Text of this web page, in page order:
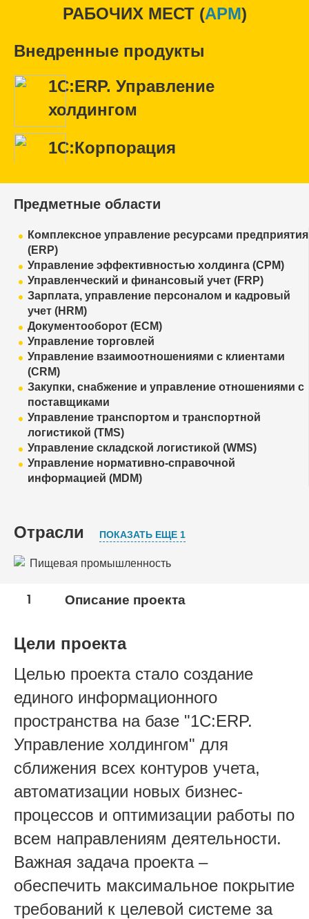
РАБОЧИХ МЕСТ (APM)
Внедренные продукты
1С:ERP. Управление
холдингом
1С:Корпорация
Предметные области
Комплексное управление ресурсами предприятия
(ERP)
Управление эффективностью холдинга (CPM)
Управленческий и финансовый учет (FRP)
Зарплата, управление персоналом и кадровый
учет (HRM)
Документооборот (ECM)
Управление торговлей
Управление взаимоотношениями с клиентами
(CRM)
Закупки, снабжение и управление отношениями с
поставщиками
Управление транспортом и транспортной
логистикой (TMS)
Управление складской логистикой (WMS)
Управление нормативно-справочной
информацией (MDM)
Отрасли ПОКАЗАТЬ ЕЩЕ 1
Пищевая промышленность
Торговля
1 Описание проекта
Цели проекта
Целью проекта стало создание
единого информационного
пространства на базе "1С:ERP.
Управление холдингом" для
сближения всех контуров учета,
автоматизации новых бизнес-
процессов и оптимизации работы по
всем направлениям деятельности.
Важная задача проекта –
обеспечить максимальное покрытие
требований к целевой системе за